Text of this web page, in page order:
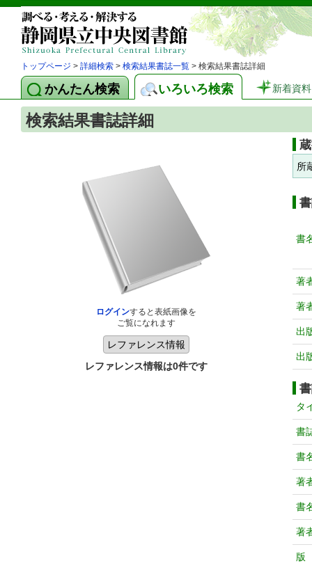
トップページ > 詳細検索 > 検索結果書誌一覧 > 検索結果書誌詳細
かんたん検索 いろいろ検索 新着資料
検索結果書誌詳細
ログインすると表紙画像を
ご覧になれます
レファレンス情報は0件です
所
書
著
著
出
出
タ
書
書
著
書
著
版